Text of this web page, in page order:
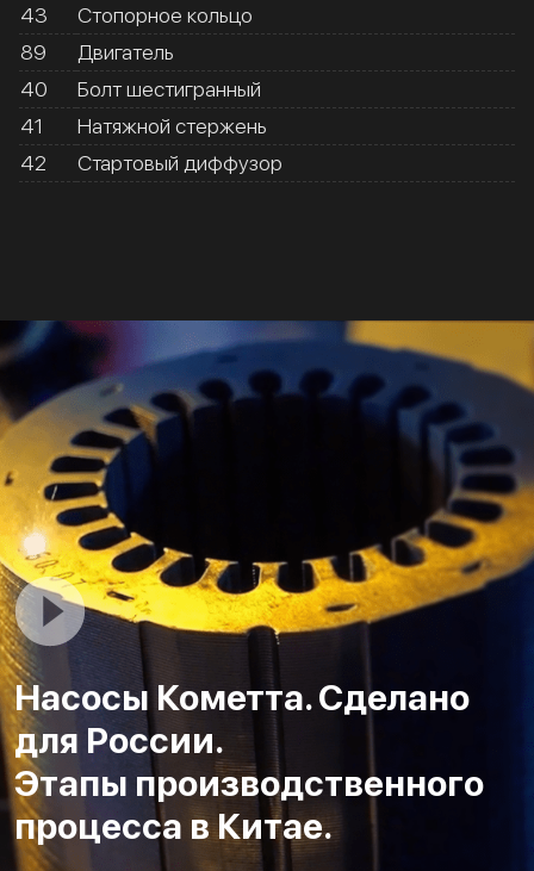
43
Стопорное кольцо
89
Двигатель
40
Болт шестигранный
41
Натяжной стержень
42
Стартовый диффузор
Насосы Кометта. Сделано
для России.
Этапы производственного
процесса в Китае.